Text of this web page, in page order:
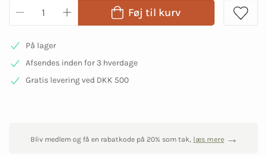
Føj til kurv
På lager
Afsendes inden for 3 hverdage
Gratis levering ved DKK 500
Bliv medlem og få en rabatkode på 20% som tak, læs mere